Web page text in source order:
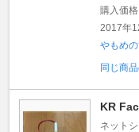
購入価
2017年
やもめ
同じ商
KR
ネット